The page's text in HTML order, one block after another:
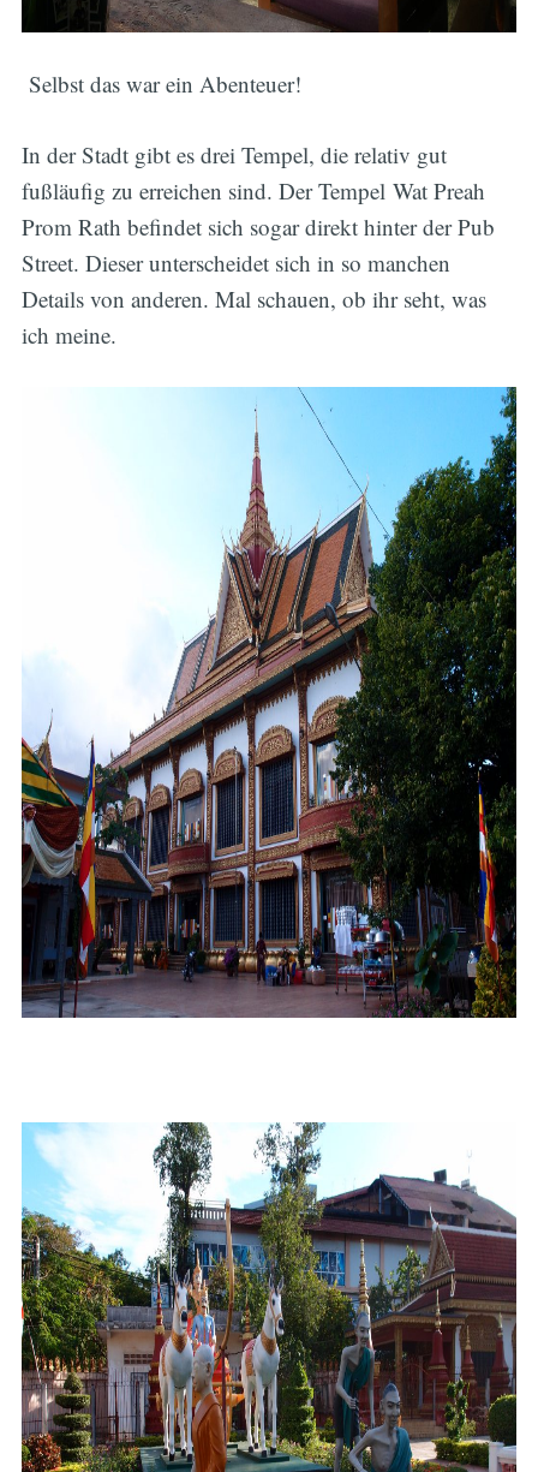
Selbst das war ein Abenteuer!
In der Stadt gibt es drei Tempel, die relativ gut
fußläufig zu erreichen sind. Der Tempel Wat Preah
Prom Rath befindet sich sogar direkt hinter der Pub
Street. Dieser unterscheidet sich in so manchen
Details von anderen. Mal schauen, ob ihr seht, was
ich meine.